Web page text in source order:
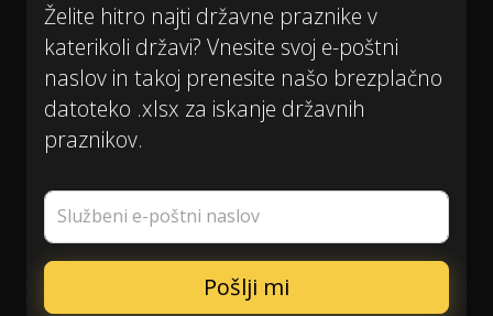
Želite hitro najti državne praznike v
katerikoli državi? Vnesite svoj e-poštni
naslov in takoj prenesite našo brezplačno
datoteko .xlsx za iskanje državnih
praznikov.
Službeni e-poštni naslov